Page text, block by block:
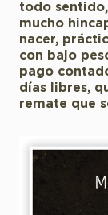
todo
mucho
nacer,
con bajo
pago
días libres,
remate que